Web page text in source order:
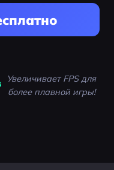
Увеличивает FPS для
более плавной игры!